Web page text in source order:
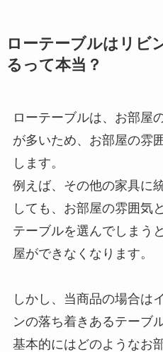
ローテーブルはリビ
るって本当？
ローテーブルは、お部屋
が多いため、お部屋の雰
します。
例えば、その他の家具に
しても、お部屋の雰囲気
テーブルを選んでしまう
屋ができなくなります。
しかし、当商品の場合は
ンの落ち着きあるテーブ
基本的にはどのようなお